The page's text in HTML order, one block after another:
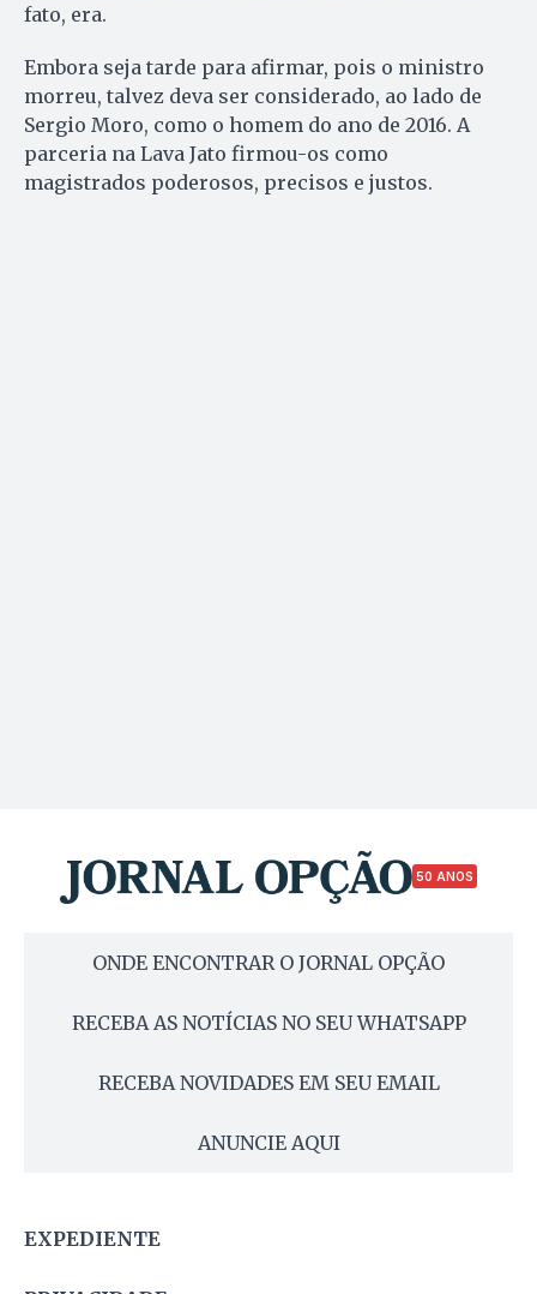
fato, era.
Embora seja tarde para afirmar, pois o ministro
morreu, talvez deva ser considerado, ao lado de
Sergio Moro, como o homem do ano de 2016. A
parceria na Lava Jato firmou-os como
magistrados poderosos, precisos e justos.
50 ANOS
ONDE ENCONTRAR O JORNAL OPÇÃO
RECEBA AS NOTÍCIAS NO SEU WHATSAPP
RECEBA NOVIDADES EM SEU EMAIL
ANUNCIE AQUI
EXPEDIENTE